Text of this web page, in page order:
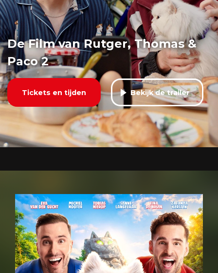
De Film van Rutger, Thomas &
Paco 2
Tickets en tijden Bekijk de trailer